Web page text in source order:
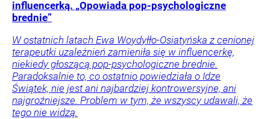
influencerką. „Opowiada pop-psychologiczne
brednie”
W ostatnich latach Ewa Woydyłło-Osiatyńska z cenionej
terapeutki uzależnień zamieniła się w influencerkę,
niekiedy głoszącą pop-psychologiczne brednie.
Paradoksalnie to, co ostatnio powiedziała o Idze
Świątek, nie jest ani najbardziej kontrowersyjne, ani
najgroźniejsze. Problem w tym, że wszyscy udawali, że
tego nie widzą.